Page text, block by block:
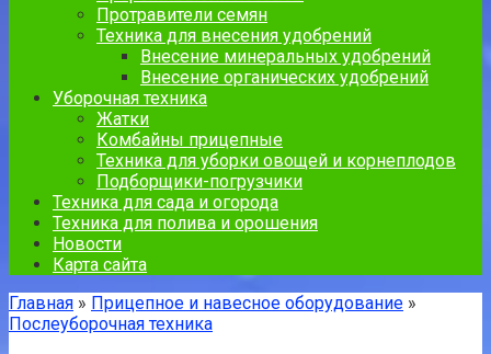
Протравители семян
Техника для внесения удобрений
Внесение минеральных удобрений
Внесение органических удобрений
Уборочная техника
Жатки
Комбайны прицепные
Техника для уборки овощей и корнеплодов
Подборщики-погрузчики
Техника для сада и огорода
Техника для полива и орошения
Новости
Карта сайта
Главная » Прицепное и навесное оборудование »
Послеуборочная техника